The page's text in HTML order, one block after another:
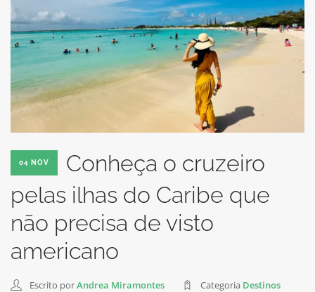
NA MÍDIA
PATAS AO ALTO
04 NOV
Conheça o cruzeiro
pelas ilhas do Caribe que
não precisa de visto
americano
Escrito porAndrea Miramontes Categoria Destinos